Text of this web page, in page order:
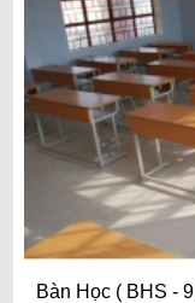
Bàn Học ( BHS -